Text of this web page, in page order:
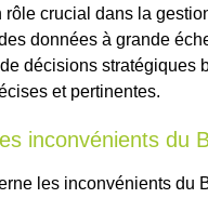
rôle crucial dans la
des données à grande
décisions stratégiques
et pertinentes.
inconvénients du
les inconvénients du